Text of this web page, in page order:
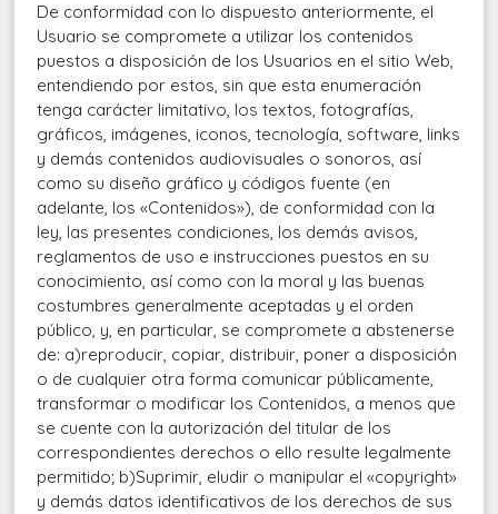
De conformidad con lo dispuesto anteriormente, el
Usuario se compromete a utilizar los contenidos
puestos a disposición de los Usuarios en el sitio Web,
entendiendo por estos, sin que esta enumeración
tenga carácter limitativo, los textos, fotografías,
gráficos, imágenes, iconos, tecnología, software, links
y demás contenidos audiovisuales o sonoros, así
como su diseño gráfico y códigos fuente (en
adelante, los «Contenidos»), de conformidad con la
ley, las presentes condiciones, los demás avisos,
reglamentos de uso e instrucciones puestos en su
conocimiento, así como con la moral y las buenas
costumbres generalmente aceptadas y el orden
público, y, en particular, se compromete a abstenerse
de: a)reproducir, copiar, distribuir, poner a disposición
o de cualquier otra forma comunicar públicamente,
transformar o modificar los Contenidos, a menos que
se cuente con la autorización del titular de los
correspondientes derechos o ello resulte legalmente
permitido; b)Suprimir, eludir o manipular el «copyright»
y demás datos identificativos de los derechos de sus